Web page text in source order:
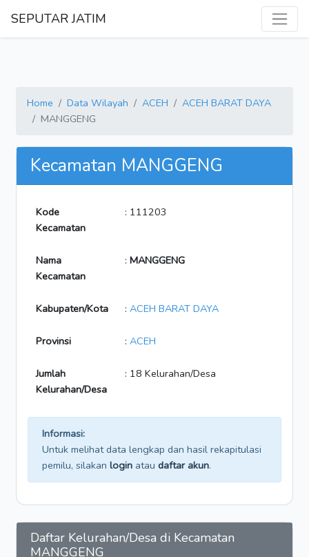
SEPUTAR JATIM
Home Data Wilayah ACEH
ACEH BARAT DAYA
MANGGENG
Kecamatan MANGGENG
Kode
Kecamatan
: 111203
Nama
Kecamatan
: MANGGENG
Kabupaten/Kota : ACEH BARAT DAYA
Provinsi : ACEH
Jumlah
Kelurahan/Desa
: 18 Kelurahan/Desa
Informasi:
Untuk melihat data lengkap dan hasil rekapitulasi
pemilu, silakan login atau daftar akun.
Daftar Kelurahan/Desa di Kecamatan
MANGGENG